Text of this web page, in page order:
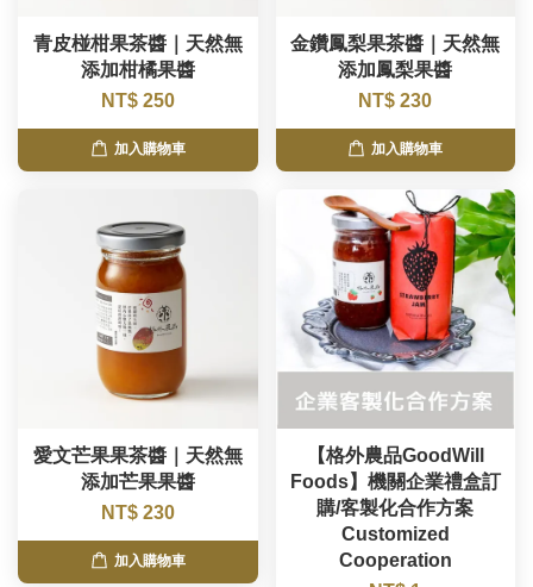
青皮椪柑果茶醬｜天然無
添加柑橘果醬
NT$ 250
加入購物車
金鑽鳳梨果茶醬｜天然無
添加鳳梨果醬
NT$ 230
加入購物車
愛文芒果果茶醬｜天然無
添加芒果果醬
NT$ 230
加入購物車
【格外農品GoodWill
Foods】機關企業禮盒訂
購/客製化合作方案
Customized
Cooperation